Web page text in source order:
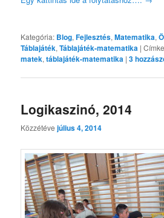
Kategória: Blog,Fejlesztés,Matematika,
Táblajáték,Táblajáték-matematika |
matek,táblajáték-matematika |3
Logikaszinó, 2014
Közzétévejúlius 4, 2014